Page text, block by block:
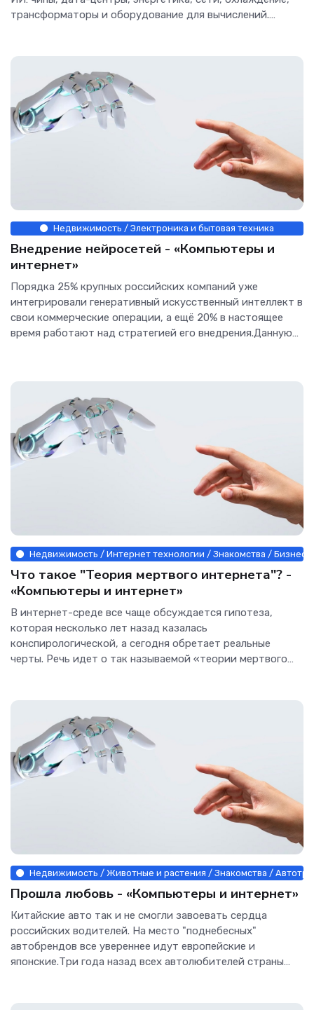
трансформаторы и оборудование для вычислений.
Недвижимость / Электроника и бытовая техника
Внедрение нейросетей - «Компьютеры и
интернет»
Порядка 25% крупных российских компаний уже
интегрировали генеративный искусственный интеллект в
свои коммерческие операции, а ещё 20% в настоящее
время работают над стратегией его внедрения.Данную
Недвижимость / Интернет технологии / Знакомства / Бизнес
Что такое "Теория мертвого интернета"? -
«Компьютеры и интернет»
В интернет-среде все чаще обсуждается гипотеза,
которая несколько лет назад казалась
конспирологической, а сегодня обретает реальные
черты. Речь идет о так называемой «теории мертвого
Недвижимость / Животные и растения / Знакомства /
Прошла любовь - «Компьютеры и интернет»
Китайские авто так и не смогли завоевать сердца
российских водителей. На место "поднебесных"
автобрендов все увереннее идут европейские и
японские.Три года назад всех автолюбителей страны